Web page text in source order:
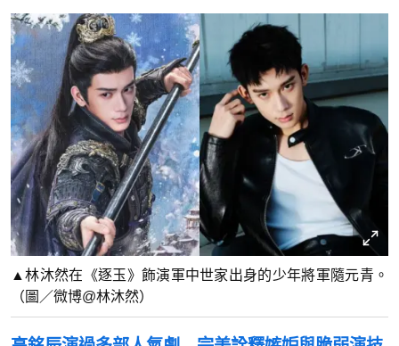
▲林沐然在《逐玉》飾演軍中世家出身的少年將軍隨元青。
（圖／微博@林沐然）